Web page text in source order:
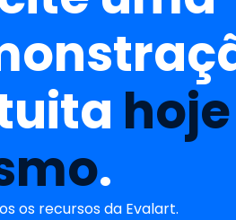
hoje
.
os recursos da Evalart.